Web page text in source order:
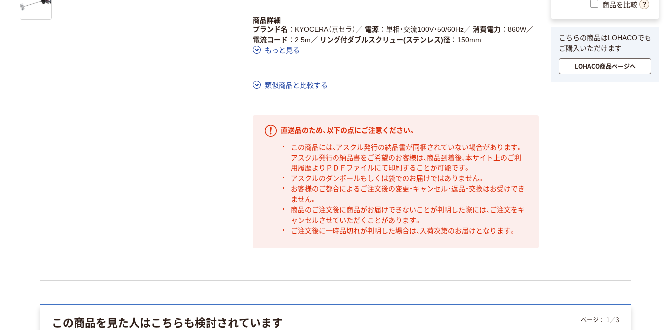
商品詳細
ブランド名
KYOCERA（京セラ） ／ 電源 単相・交流100V・50/60Hz／ 消費電力 860W／
電流コード
2.5m ／ リング付ダブルスクリュー(ステンレス)径
150mm
もっと見る
類似商品と比較する
直送品のため、以下の点にご注意ください。
この商品には、アスクル発行の納品書が同梱されていない場合があります。
アスクル発行の納品書をご希望のお客様は、商品到着後、本サイト上のご利
用履歴よりＰＤＦファイルにて印刷することが可能です。
アスクルのダンボールもしくは袋でのお届けではありません。
お客様のご都合によるご注文後の変更・キャンセル・返品・交換はお受けでき
ません。
商品のご注文後に商品がお届けできないことが判明した際には、ご注文をキ
ャンセルさせていただくことがあります。
ご注文後に一時品切れが判明した場合は、入荷次第のお届けとなります。
商品を比較
こちらの商品はLOHACOでも
ご購入いただけます
LOHACO商品ページへ
この商品を見た人はこちらも検討されています ページ： 1 ／3